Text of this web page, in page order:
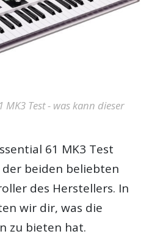
MK3 Test - was kann dieser
61 MK3 Test
beiden beliebten
des Herstellers. In
wir dir, was die
zu bieten hat.